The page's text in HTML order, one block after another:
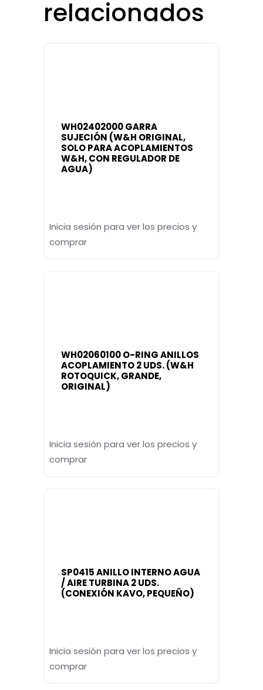
relacionados
WH02402000 GARRA
SUJECIÓN (W&H ORIGINAL,
SOLO PARA ACOPLAMIENTOS
W&H, CON REGULADOR DE
AGUA)
Inicia sesión para ver los precios y
comprar
WH02060100 O-RING ANILLOS
ACOPLAMIENTO 2 UDS. (W&H
ROTOQUICK, GRANDE,
ORIGINAL)
Inicia sesión para ver los precios y
comprar
SP0415 ANILLO INTERNO AGUA
/ AIRE TURBINA 2 UDS.
(CONEXIÓN KAVO, PEQUEÑO)
Inicia sesión para ver los precios y
comprar